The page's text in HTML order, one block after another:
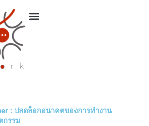
: ปลดล็อกอนาคตของการทำงาน
กรรม